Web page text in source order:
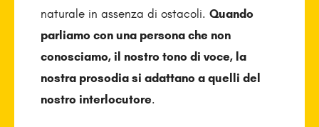
naturale in assenza di ostacoli. Quando
parliamo con una persona che non
conosciamo, il nostro tono di voce, la
nostra prosodia si adattano a quelli del
nostro interlocutore.